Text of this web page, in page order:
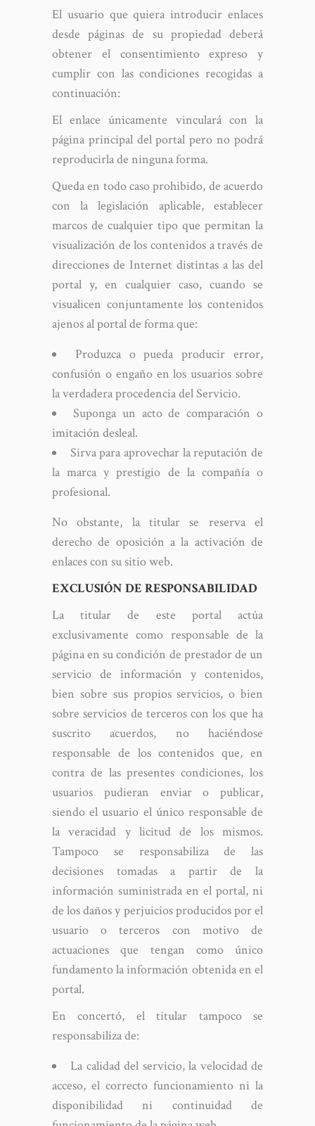
El usuario que quiera introducir enlaces
desde páginas de su propiedad deberá
obtener el consentimiento expreso y
cumplir con las condiciones recogidas a
continuación:
El enlace únicamente vinculará con la
página principal del portal pero no podrá
reproducirla de ninguna forma.
Queda en todo caso prohibido, de acuerdo
con la legislación aplicable, establecer
marcos de cualquier tipo que permitan la
visualización de los contenidos a través de
direcciones de Internet distintas a las del
portal y, en cualquier caso, cuando se
visualicen conjuntamente los contenidos
ajenos al portal de forma que:
Produzca o pueda producir error,
confusión o engaño en los usuarios sobre
la verdadera procedencia del Servicio.
Suponga un acto de comparación o
imitación desleal.
Sirva para aprovechar la reputación de
la marca y prestigio de la compañía o
profesional.
No obstante, la titular se reserva el
derecho de oposición a la activación de
enlaces con su sitio web.
EXCLUSIÓN DE RESPONSABILIDAD
La titular de este portal actúa
exclusivamente como responsable de la
página en su condición de prestador de un
servicio de información y contenidos,
bien sobre sus propios servicios, o bien
sobre servicios de terceros con los que ha
suscrito acuerdos, no haciéndose
responsable de los contenidos que, en
contra de las presentes condiciones, los
usuarios pudieran enviar o publicar,
siendo el usuario el único responsable de
la veracidad y licitud de los mismos.
Tampoco se responsabiliza de las
decisiones tomadas a partir de la
información suministrada en el portal, ni
de los daños y perjuicios producidos por el
usuario o terceros con motivo de
actuaciones que tengan como único
fundamento la información obtenida en el
portal.
En concertó, el titular tampoco se
responsabiliza de:
La calidad del servicio, la velocidad de
acceso, el correcto funcionamiento ni la
disponibilidad ni continuidad de